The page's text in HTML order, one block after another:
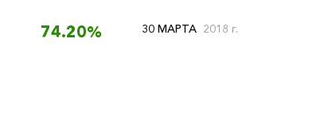
74.20% 30 МАРТА 2018 г.